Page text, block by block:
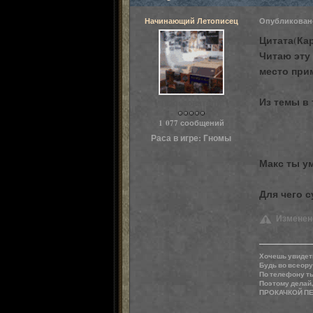
Начинающий Летописец
1 077 сообщений
Раса в игре: Гномы
Читаю
место
Из темы в
Макс ты
Для чего
Хочешь
Будь во
По телефону
Поэтому
ПРОКАЧКОЙ